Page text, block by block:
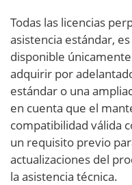
Todas las licencias
asistencia estándar,
disponible
adquirir por
estándar o una
en cuenta que el
compatibilidad válida
un requisito previo
actualizaciones del
la asistencia técnica.